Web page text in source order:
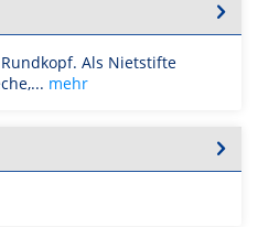
Als Nietstifte
mehr